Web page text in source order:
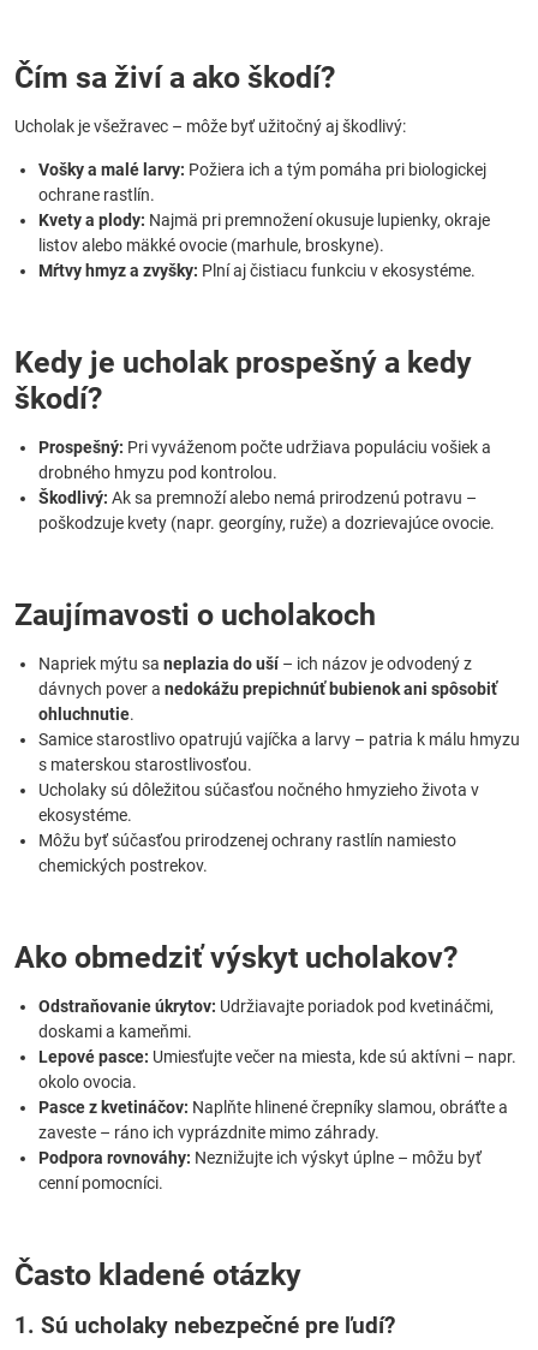
Čím sa živí a ako škodí?
Ucholak je všežravec – môže byť užitočný aj škodlivý:
Vošky a malé larvy: Požiera ich a tým pomáha pri biologickej
ochrane rastlín.
Kvety a plody: Najmä pri premnožení okusuje lupienky, okraje
listov alebo mäkké ovocie (marhule, broskyne).
Mŕtvy hmyz a zvyšky: Plní aj čistiacu funkciu v ekosystéme.
Kedy je ucholak prospešný a kedy
škodí?
Prospešný: Pri vyváženom počte udržiava populáciu vošiek a
drobného hmyzu pod kontrolou.
Škodlivý: Ak sa premnoží alebo nemá prirodzenú potravu –
poškodzuje kvety (napr. georgíny, ruže) a dozrievajúce ovocie.
Zaujímavosti o ucholakoch
Napriek mýtu sa neplazia do uší– ich názov je odvodený z
dávnych pover a nedokážu prepichnúť bubienok ani spôsobiť
ohluchnutie.
Samice starostlivo opatrujú vajíčka a larvy – patria k málu hmyzu
s materskou starostlivosťou.
Ucholaky sú dôležitou súčasťou nočného hmyzieho života v
ekosystéme.
Môžu byť súčasťou prirodzenej ochrany rastlín namiesto
chemických postrekov.
Ako obmedziť výskyt ucholakov?
Odstraňovanie úkrytov: Udržiavajte poriadok pod kvetináčmi,
doskami a kameňmi.
Lepové pasce: Umiesťujte večer na miesta, kde sú aktívni – napr.
okolo ovocia.
Pasce z kvetináčov: Naplňte hlinené črepníky slamou, obráťte a
zaveste – ráno ich vyprázdnite mimo záhrady.
Podpora rovnováhy: Neznižujte ich výskyt úplne – môžu byť
cenní pomocníci.
Často kladené otázky
1. Sú ucholaky nebezpečné pre ľudí?